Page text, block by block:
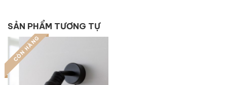
SẢN PHẨM TƯƠNG TỰ
CÒN HÀNG